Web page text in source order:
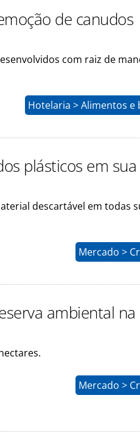
de canudos
com raiz de
Hotelaria > Alimentos e
plásticos em
descartável em todas
Mercado >
ambiental na
Mercado >